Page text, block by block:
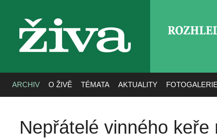
živa
ARCHIV O ŽIVĚ TÉMATA AKTUALITY
Nepřátelé vinného keře